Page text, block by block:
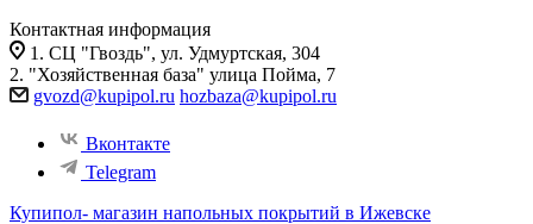
Контактная информация
1. СЦ "Гвоздь", ул. Удмуртская, 304
2. "Хозяйственная база" улица Пойма, 7
gvozd@kupipol.ru hozbaza@kupipol.ru
Вконтакте
Telegram
Купипол- магазин напольных покрытий в Ижевске